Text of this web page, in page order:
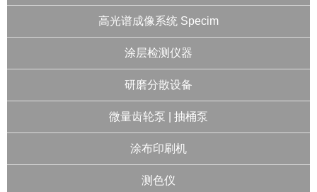
高光谱成像系统 Specim
涂层检测仪器
研磨分散设备
微量齿轮泵 | 抽桶泵
涂布印刷机
测色仪